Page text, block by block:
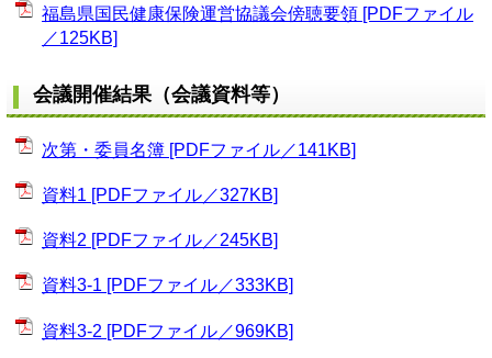
福島県国民健康保険運営協議会傍聴要領 [PDFファイル
／125KB]
会議開催結果（会議資料等）
次第・委員名簿 [PDFファイル／141KB]
資料1 [PDFファイル／327KB]
資料2 [PDFファイル／245KB]
資料3-1 [PDFファイル／333KB]
資料3-2 [PDFファイル／969KB]